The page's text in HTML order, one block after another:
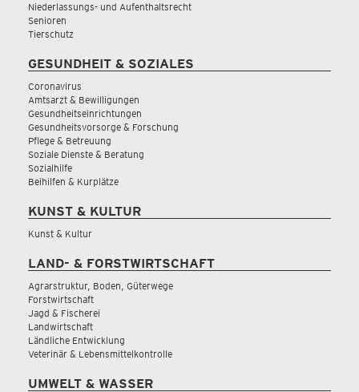
Niederlassungs- und Aufenthaltsrecht
Senioren
Tierschutz
GESUNDHEIT & SOZIALES
Coronavirus
Amtsarzt & Bewilligungen
Gesundheitseinrichtungen
Gesundheitsvorsorge & Forschung
Pflege & Betreuung
Soziale Dienste & Beratung
Sozialhilfe
Beihilfen & Kurplätze
KUNST & KULTUR
Kunst & Kultur
LAND- & FORSTWIRTSCHAFT
Agrarstruktur, Boden, Güterwege
Forstwirtschaft
Jagd & Fischerei
Landwirtschaft
Ländliche Entwicklung
Veterinär & Lebensmittelkontrolle
UMWELT & WASSER